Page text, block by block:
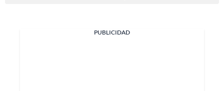
PUBLICIDAD